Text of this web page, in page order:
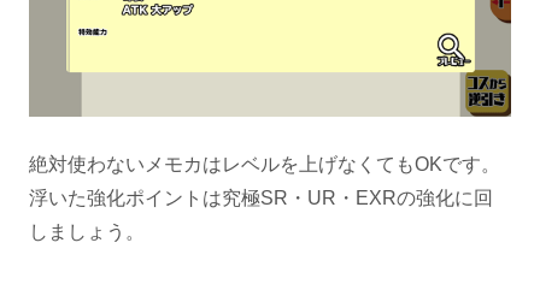
絶対使わないメモカはレベルを上げなくてもOKです。
浮いた強化ポイントは究極SR・UR・EXRの強化に回
しましょう。